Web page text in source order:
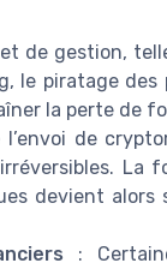
de gestion,
le piratage
la perte de
de
La
devient
: